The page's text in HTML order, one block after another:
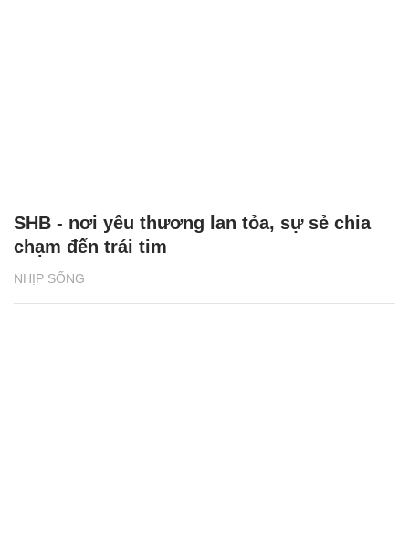
NHỊP SỐNG
SHB - nơi yêu thương lan tỏa, sự sẻ chia
chạm đến trái tim